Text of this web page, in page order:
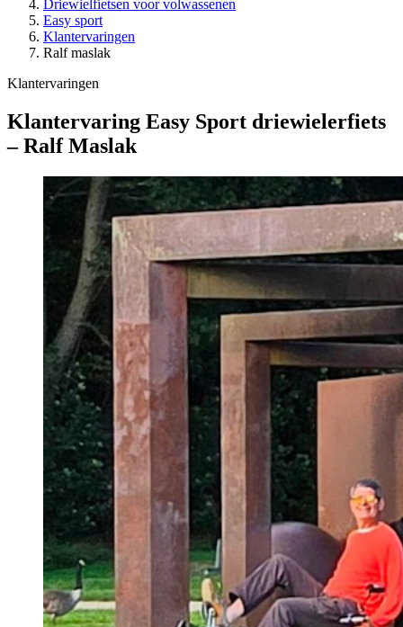
Driewielfietsen voor volwassenen
Easy sport
Klantervaringen
Ralf maslak
Klantervaringen
Klantervaring Easy Sport driewielerfiets
– Ralf Maslak